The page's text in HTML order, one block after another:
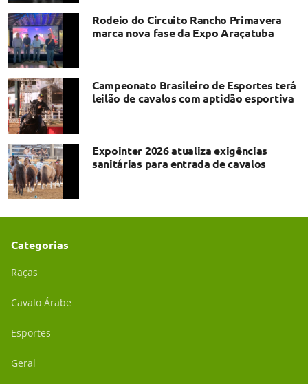
Rodeio do Circuito Rancho Primavera
marca nova fase da Expo Araçatuba
Campeonato Brasileiro de Esportes terá
leilão de cavalos com aptidão esportiva
Expointer 2026 atualiza exigências
sanitárias para entrada de cavalos
Categorias
Raças
Cavalo Árabe
Esportes
Geral